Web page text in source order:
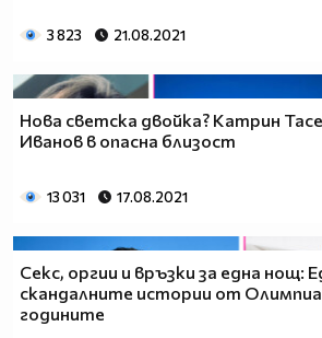
3 823 21.08.2021
Нова светска двойка? Катрин
Иванов в опасна близост
13 031 17.08.2021
Секс, оргии и връзки за една нощ:
скандалните истории от
годините